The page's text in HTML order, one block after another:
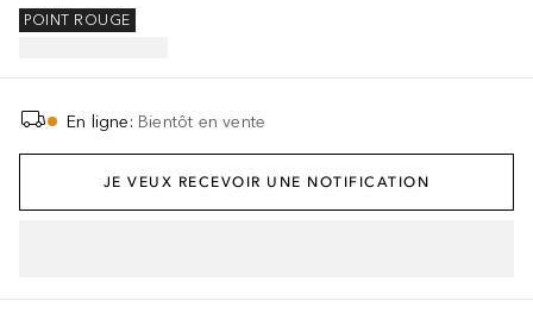
POINT ROUGE
En ligne: Bientôt en vente
JE VEUX RECEVOIR UNE NOTIFICATION